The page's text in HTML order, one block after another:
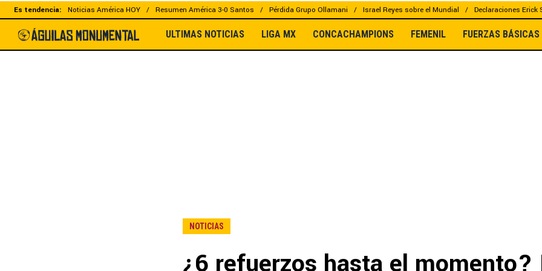
Es tendencia: Noticias América HOY Resumen América 3-0 Santos Pérdida Grupo Ollamani Israel Reyes sobre el Mundial Declaraciones Erick
ULTIMAS NOTICIAS LIGA MX CONCACHAMPIONS FEMENIL FUERZAS BÁSICAS
NOTICIAS
¿6 refuerzos hasta el momento?